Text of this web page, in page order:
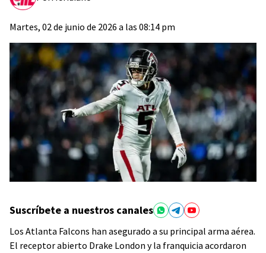
Martes, 02 de junio de 2026 a las 08:14 pm
Suscríbete a nuestros canales
Los Atlanta Falcons han asegurado a su principal arma aérea.
El receptor abierto Drake London y la franquicia acordaron